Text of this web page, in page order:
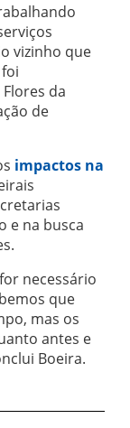
vizinho que
da
de
impactos na
e na busca
necessário
que
mas os
antes e
Boeira.